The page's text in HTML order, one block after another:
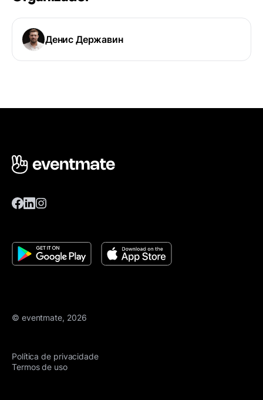
Денис Державин
© eventmate, 2026
Política de privacidade
Termos de uso